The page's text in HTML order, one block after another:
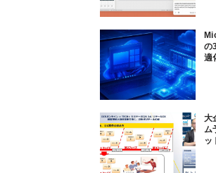
の
適
大
ム
ッ